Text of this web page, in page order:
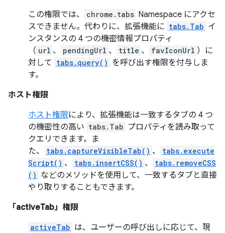
この権限では、
chrome.tabs Namespace にアクセ
スできません。代わりに、拡張機能に tabs.Tab イ
ンスタンスの 4 つの機密情報プロパティ
（ url 、 pendingUrl 、 title 、 favIconUrl ）に
対して tabs.query() を呼び出す権限を付与しま
す。
ホスト権限
ホスト権限により、拡張機能は一致するタブの 4 つ
の機密性の高い tabs.Tab プロパティを読み取って
クエリできます。ま
た、
tabs.captureVisibleTab() 、
tabs.execute
Script() 、 tabs.insertCSS() 、
tabs.removeCSS
() などのメソッドを使用して、一致するタブと直接
やり取りすることもできます。
「activeTab」権限
activeTab は、ユーザーの呼び出しに応じて、現